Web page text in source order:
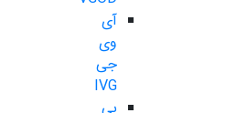
آی
وی
جی
IVG
بی